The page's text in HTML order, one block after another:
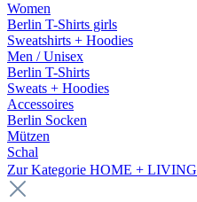
Women
Berlin T-Shirts girls
Sweatshirts + Hoodies
Men / Unisex
Berlin T-Shirts
Sweats + Hoodies
Accessoires
Berlin Socken
Mützen
Schal
Zur Kategorie HOME + LIVING